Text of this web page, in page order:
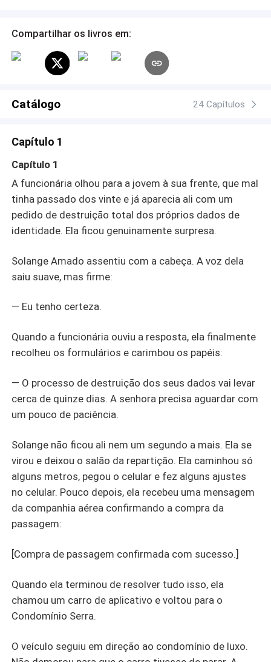
Compartilhar os livros em:
Catálogo 24 Capítulos
Capítulo 1
Capítulo 1
A funcionária olhou para a jovem à sua frente, que mal
tinha passado dos vinte e já aparecia ali com um
pedido de destruição total dos próprios dados de
identidade. Ela ficou genuinamente surpresa.
Solange Amado assentiu com a cabeça. A voz dela
saiu suave, mas firme:
— Eu tenho certeza.
Quando a funcionária ouviu a resposta, ela finalmente
recolheu os formulários e carimbou os papéis:
— O processo de destruição dos seus dados vai levar
cerca de quinze dias. A senhora precisa aguardar com
um pouco de paciência.
Solange não ficou ali nem um segundo a mais. Ela se
virou e deixou o salão da repartição. Ela caminhou só
alguns metros, pegou o celular e fez alguns ajustes
no celular. Pouco depois, ela recebeu uma mensagem
da companhia aérea confirmando a compra da
passagem:
[Compra de passagem confirmada com sucesso.]
Quando ela terminou de resolver tudo isso, ela
chamou um carro de aplicativo e voltou para o
Condomínio Serra.
O veículo seguiu em direção ao condomínio de luxo.